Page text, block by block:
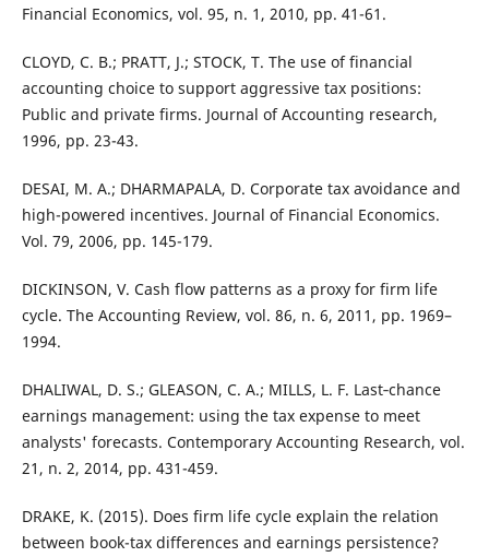
Financial Economics, vol. 95, n. 1, 2010, pp. 41-61.
CLOYD, C. B.; PRATT, J.; STOCK, T. The use of financial
accounting choice to support aggressive tax positions:
Public and private firms. Journal of Accounting research,
1996, pp. 23-43.
DESAI, M. A.; DHARMAPALA, D. Corporate tax avoidance and
high-powered incentives. Journal of Financial Economics.
Vol. 79, 2006, pp. 145-179.
DICKINSON, V. Cash flow patterns as a proxy for firm life
cycle. The Accounting Review, vol. 86, n. 6, 2011, pp. 1969–
1994.
DHALIWAL, D. S.; GLEASON, C. A.; MILLS, L. F. Last‐chance
earnings management: using the tax expense to meet
analysts' forecasts. Contemporary Accounting Research, vol.
21, n. 2, 2014, pp. 431-459.
DRAKE, K. (2015). Does firm life cycle explain the relation
between book-tax differences and earnings persistence?